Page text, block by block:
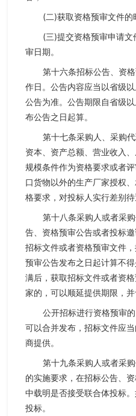
(二)获取资格预审文件的
(三)提交资格预审申请
审日期。
第十六条招标公告、资
作日。公告内容应当以省级
公告为准。公告期限自省级
布公告之日起算。
第十七条采购人、采购
资本、资产总额、营业收入
规模条件作为资格要求或者
口货物以外的生产厂家授权
格要求，对投标人实行差别待
第十八条采购人或者采
告、资格预审公告或者投标
招标文件或者资格预审文件
预审公告发布之日起计算不
满后，获取招标文件或者资
家的，可以顺延提供期限，并
公开招标进行资格预审
可以合并发布，招标文件应
商提供。
第十九条采购人或者采
的实施要求，在招标公告、
中载明是否接受联合体投标
投标。